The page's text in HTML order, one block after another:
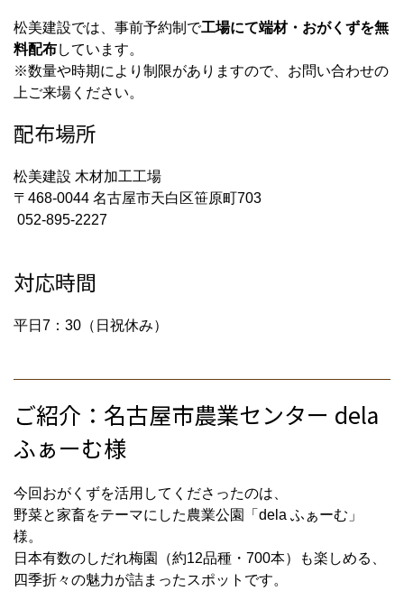
松美建設では、事前予約制で工場にて端材・おがくずを無
料配布しています。
※数量や時期により制限がありますので、お問い合わせの
上ご来場ください。
配布場所
松美建設 木材加工工場
〒468-0044 名古屋市天白区笹原町703
052-895-2227
対応時間
平日7：30（日祝休み）
ご紹介：名古屋市農業センター dela
ふぁーむ様
今回おがくずを活用してくださったのは、
野菜と家畜をテーマにした農業公園「dela ふぁーむ」
様。
日本有数のしだれ梅園（約12品種・700本）も楽しめる、
四季折々の魅力が詰まったスポットです。